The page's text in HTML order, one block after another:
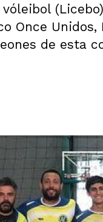
vóleibol
Once
de esta